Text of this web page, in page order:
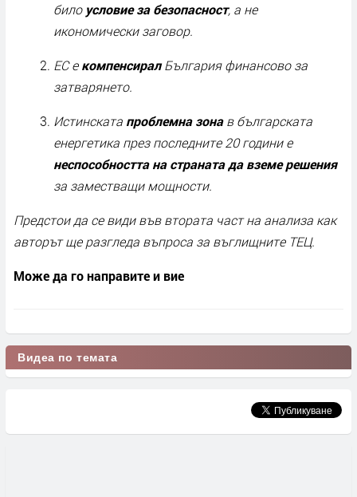
било условие за безопасност, а не
икономически заговор.
ЕС екомпенсиралБългария финансово за
затварянето.
Истинската проблемна зонав българската
енергетика през последните 20 години е
неспособността на страната да вземе решения
за заместващи мощности.
Предстои да се види във втората част на анализа как
авторът ще разгледа въпроса за въглищните ТЕЦ.
Може да го направите и вие
Видеа по темата